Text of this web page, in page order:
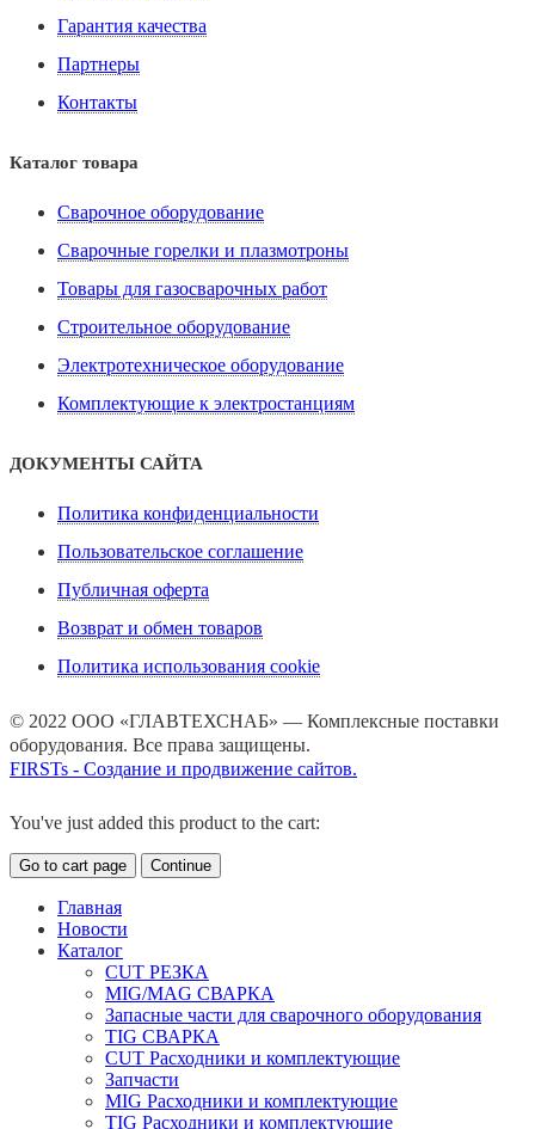
Гарантия качества
Партнеры
Контакты
Каталог товара
Сварочное оборудование
Сварочные горелки и плазмотроны
Товары для газосварочных работ
Строительное оборудование
Электротехническое оборудование
Комплектующие к электростанциям
ДОКУМЕНТЫ САЙТА
Политика конфиденциальности
Пользовательское соглашение
Публичная оферта
Возврат и обмен товаров
Политика использования cookie
© 2022 ООО «ГЛАВТЕХСНАБ» — Комплексные поставки
оборудования. Все права защищены.
FIRSTs - Создание и продвижение сайтов.
You've just added this product to the cart:
Go to cart page Continue
Главная
Новости
Каталог
CUT РЕЗКА
MIG/MAG СВАРКА
Запасные части для сварочного оборудования
TIG СВАРКА
CUT Расходники и комплектующие
Запчасти
MIG Расходники и комплектующие
TIG Расходники и комплектующие